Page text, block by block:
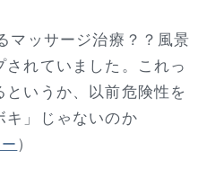
マッサージ治療？？風景
れていました。これっ
いうか、以前危険性を
キ」じゃないのか
）